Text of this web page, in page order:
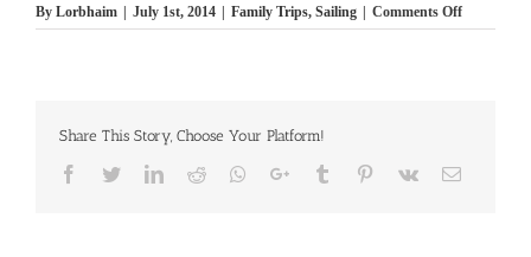
By Lorbhaim | July 1st, 2014 | Family Trips, Sailing | Comments Offon
טיול
Share This Story, Choose Your Platform!
Facebook
TwitterLinkedIn
Reddit Whatsapp
Google+Tumblr Pinterest
Vk Email